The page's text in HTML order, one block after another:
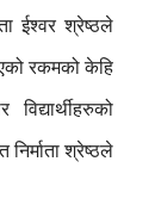
ईश्वर श्रेष्ठले
रकमको केहि
श्रेष्ठले